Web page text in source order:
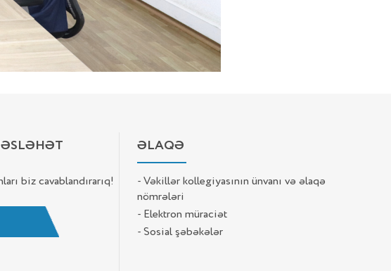
biz cavablandırarıq!
ƏLAQƏ
- Vəkillər kollegiyasının ünvanı və əlaqə
nömrələri
- Elektron müraciət
- Sosial şəbəkələr